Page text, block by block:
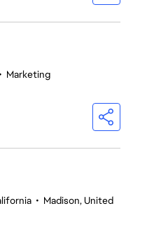
• Marketing
• Madison, United